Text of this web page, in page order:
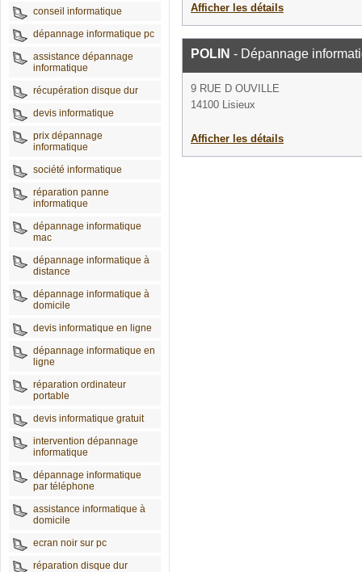
conseil informatique
dépannage informatique pc
assistance dépannage
informatique
récupération disque dur
devis informatique
prix dépannage
informatique
société informatique
réparation panne
informatique
dépannage informatique
mac
dépannage informatique à
distance
dépannage informatique à
domicile
devis informatique en ligne
dépannage informatique en
ligne
réparation ordinateur
portable
devis informatique gratuit
intervention dépannage
informatique
dépannage informatique
par téléphone
assistance informatique à
domicile
ecran noir sur pc
réparation disque dur
Afficher les détails
POLIN - Dépannage
9 RUE D OUVILLE
14100 Lisieux
Afficher les détails